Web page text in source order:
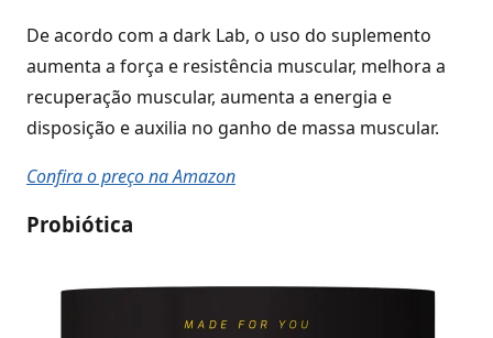
De acordo com a dark Lab, o uso do suplemento
aumenta a força e resistência muscular, melhora a
recuperação muscular, aumenta a energia e
disposição e auxilia no ganho de massa muscular.
Confira o preço na Amazon
Probiótica